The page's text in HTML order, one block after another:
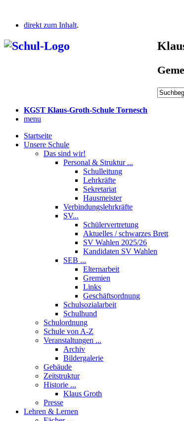
direkt zum Inhalt.
KGST Klaus-Groth-Schule Tornesch
menu
Startseite
Unsere Schule
Das sind wir!
Personal & Struktur ...
Schulleitung
Lehrkräfte
Sekretariat
Hausmeister
Verbindungslehrkräfte
SV...
Schülervertretung
Aktuelles / schwarzes Brett
SV Wahlen 2025/26
Kandidaten SV Wahlen
SEB ...
Elternarbeit
Gremien
Links
Geschäftsordnung
Schulsozialarbeit
Schulhund
Schulordnung
Schule von A-Z
Veranstaltungen ...
Archiv
Bildergalerie
Gebäude
Zeitstruktur
Historie ...
Klaus Groth
Presse
Lehren & Lernen